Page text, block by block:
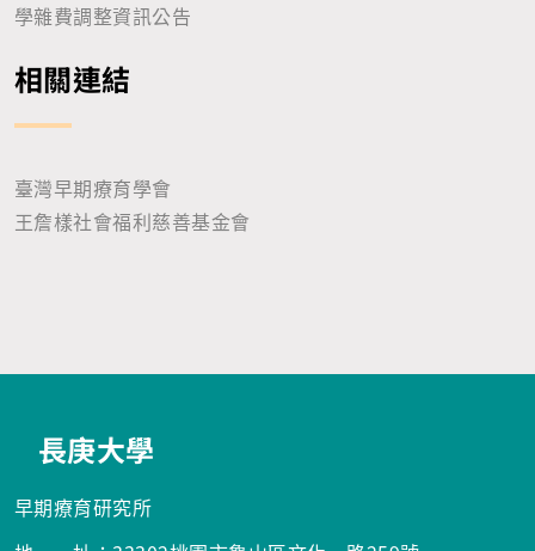
學雜費調整資訊公告
相關連結
臺灣早期療育學會
王詹樣社會福利慈善基金會
長庚大學
早期療育研究所